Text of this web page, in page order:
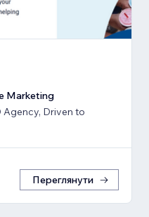
Marketing
Agency, Driven to
Переглянути